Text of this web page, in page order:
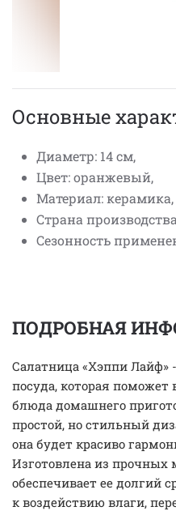
Основные
Диаметр: 14 см,
Цвет: оранжевый,
Материал: керамика,
Страна
Сезонность
ПОДРОБНАЯ
Салатница «Хэппи Лайф»
посуда, которая поможет
блюда домашнего
простой, но стильный
она будет красиво
Изготовлена из прочных
обеспечивает ее долгий
к воздействию влаги,